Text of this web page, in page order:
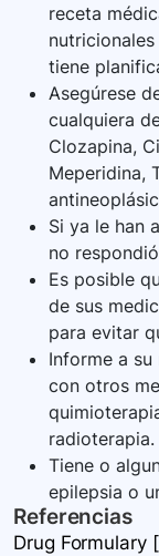
receta
tiene
Asegúrese
cualquiera
Clozapina,
Meperidina,
Si ya le han
no
Es posible
de sus
para evitar
Informe a
con otros
radioterapia.
Tiene o
epilepsia o
Referencias
Drug Formulary